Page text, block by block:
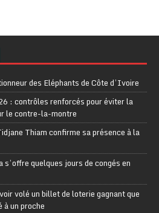
des Eléphants de Côte d’Ivoire
: contrôles renforcés pour éviter la
le contre-la-montre
Thiam confirme sa présence à la
s’offre quelques jours de congés en
volé un billet de loterie gagnant que
un proche